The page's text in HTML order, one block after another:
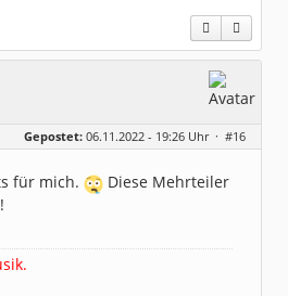
Gepostet: 06.11.2022 - 19:26 Uhr · #16
für mich.
Diese Mehrteiler